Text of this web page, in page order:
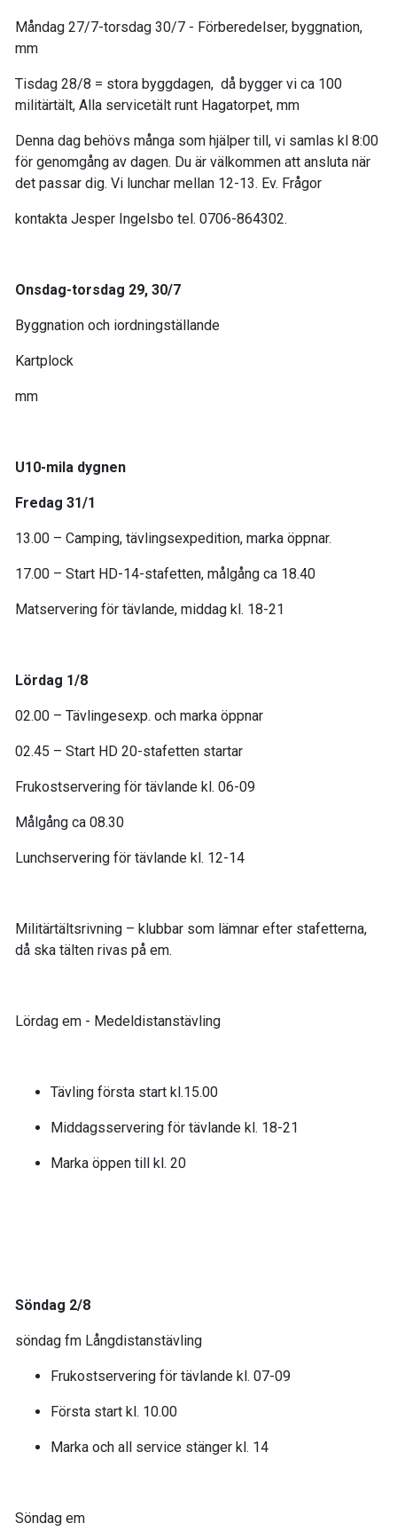
Måndag 27/7-torsdag 30/7 - Förberedelser, byggnation,
mm
Tisdag 28/8 = stora byggdagen, då bygger vi ca 100
militärtält, Alla servicetält runt Hagatorpet, mm
Denna dag behövs många som hjälper till, vi samlas kl 8:00
för genomgång av dagen. Du är välkommen att ansluta när
det passar dig. Vi lunchar mellan 12-13. Ev. Frågor
kontakta Jesper Ingelsbo tel. 0706-864302.
Onsdag-torsdag 29, 30/7
Byggnation och iordningställande
Kartplock
mm
U10-mila dygnen
Fredag 31/1
13.00 – Camping, tävlingsexpedition, marka öppnar.
17.00 – Start HD-14-stafetten, målgång ca 18.40
Matservering för tävlande, middag kl. 18-21
Lördag 1/8
02.00 – Tävlingesexp. och marka öppnar
02.45 – Start HD 20-stafetten startar
Frukostservering för tävlande kl. 06-09
Målgång ca 08.30
Lunchservering för tävlande kl. 12-14
Militärtältsrivning – klubbar som lämnar efter stafetterna,
då ska tälten rivas på em.
Lördag em - Medeldistanstävling
Tävling första start kl.15.00
Middagsservering för tävlande kl. 18-21
Marka öppen till kl. 20
Söndag 2/8
söndag fm Långdistanstävling
Frukostservering för tävlande kl. 07-09
Första start kl. 10.00
Marka och all service stänger kl. 14
Söndag em